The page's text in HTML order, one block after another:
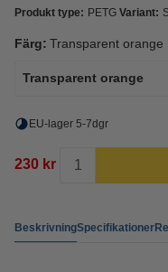
Produkt type: PETG Variant:
Färg: Transparent orange
Transparent orange
EU-lager 5-7dgr
230 kr
BeskrivningSpecifikationer